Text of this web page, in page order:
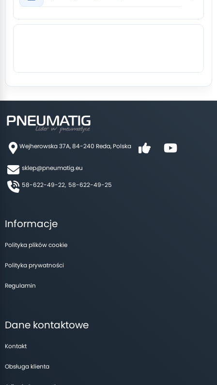
Wejherowska 37A, 84-240 Reda, Polska
sklep@pneumatig.eu
58-622-49-22, 58-622-49-25
Informacje
Polityka plików cookie
Polityka prywatności
Regulamin
Dane kontaktowe
Kontakt
Obsługa klienta